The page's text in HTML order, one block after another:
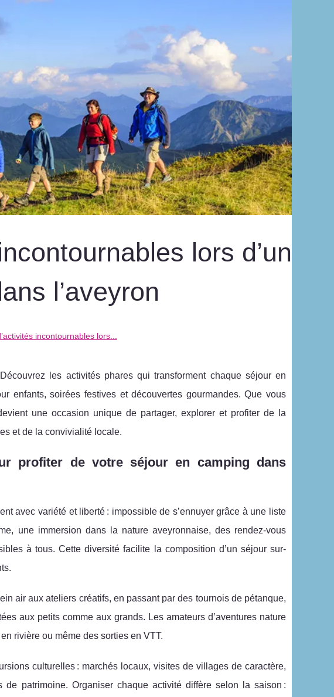
lors d’un
l’aveyron
incontournables lors...
les activités phares qui transforment chaque séjour en
enfants, soirées festives et découvertes gourmandes. Que vous
une occasion unique de partager, explorer et profiter de la
et de la convivialité locale.
profiter de votre séjour en camping dans
avec variété et liberté : impossible de s’ennuyer grâce à une liste
une immersion dans la nature aveyronnaise, des rendez-vous
à tous. Cette diversité facilite la composition d’un séjour sur-
air aux ateliers créatifs, en passant par des tournois de pétanque,
aux petits comme aux grands. Les amateurs d’aventures nature
rivière ou même des sorties en VTT.
culturelles : marchés locaux, visites de villages de caractère,
de patrimoine. Organiser chaque activité diffère selon la saison :